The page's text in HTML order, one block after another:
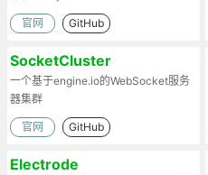
官网 GitHub
SocketCluster
一个基于engine.io的WebSocket服务
器集群
官网 GitHub
Electrode